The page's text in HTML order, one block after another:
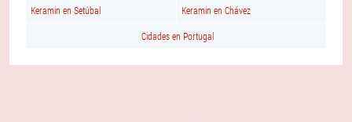
Keramin en Setúbal Keramin en Chávez
Cidades en Portugal